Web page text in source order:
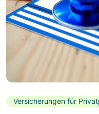
Versicherungen für